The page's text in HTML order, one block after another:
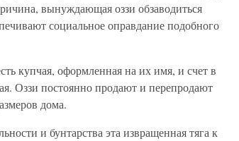
вынуждающая оззи обзаводиться
социальное оправдание подобного
купчая, оформленная на их имя, и счет в
Оззи постоянно продают и перепродают
дома.
и бунтарства эта извращенная тяга к